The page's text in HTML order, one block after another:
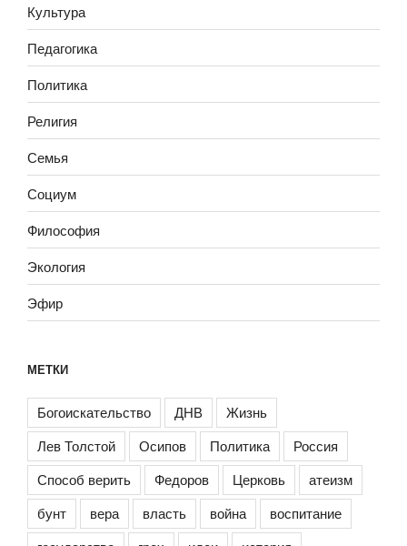
Культура
Педагогика
Политика
Религия
Семья
Социум
Философия
Экология
Эфир
МЕТКИ
Богоискательство ДНВ
Жизнь
Лев Толстой
Осипов Политика
Россия
Способ верить
Федоров Церковь
атеизм
бунт
вера власть война
воспитание